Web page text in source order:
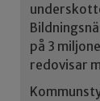
på 3
redovisar